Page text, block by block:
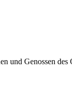
und Genossen